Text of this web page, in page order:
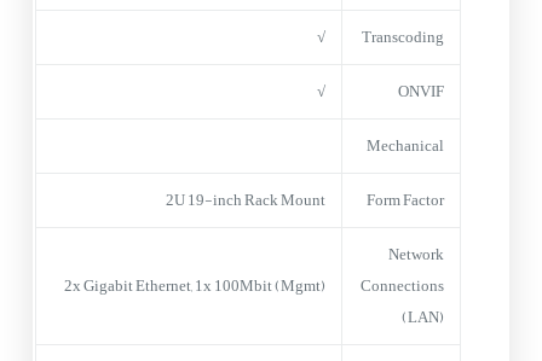
Transcoding
√
ONVIF
√
Mechanical
Form Factor
2U 19-inch Rack Mount
Network
Connections
(LAN)
2x Gigabit Ethernet, 1x 100Mbit (Mgmt)